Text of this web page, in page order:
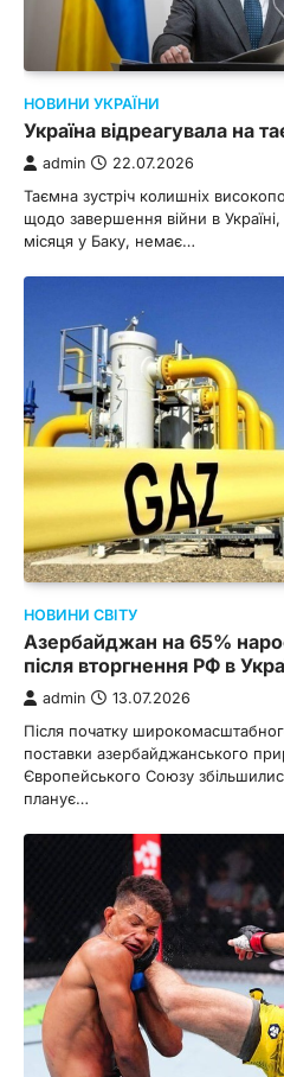
НОВИНИ УКРАЇНИ
Україна відреагувала на
admin 22.07.2026
Таємна зустріч колишніх
щодо завершення війни в Україні,
місяця у Баку, немає…
НОВИНИ СВІТУ
Азербайджан на 65%
після вторгнення РФ в
admin 13.07.2026
Після початку
поставки азербайджанського
Європейського Союзу
планує…